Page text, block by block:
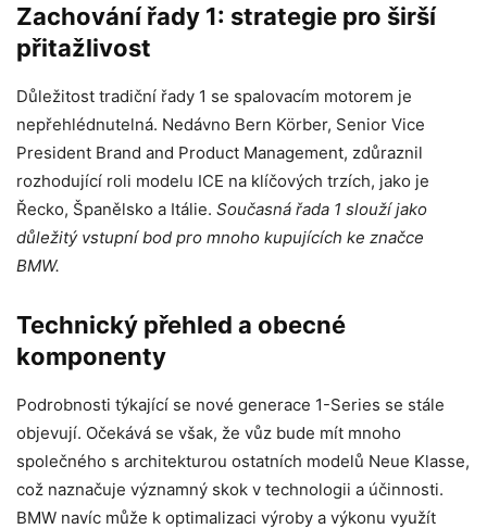
Zachování řady 1: strategie pro širší
přitažlivost
Důležitost tradiční řady 1 se spalovacím motorem je
nepřehlédnutelná. Nedávno Bern Körber, Senior Vice
President Brand and Product Management, zdůraznil
rozhodující roli modelu ICE na klíčových trzích, jako je
Řecko, Španělsko a Itálie. Současná řada 1 slouží jako
důležitý vstupní bod pro mnoho kupujících ke značce
BMW.
Technický přehled a obecné
komponenty
Podrobnosti týkající se nové generace 1-Series se stále
objevují. Očekává se však, že vůz bude mít mnoho
společného s architekturou ostatních modelů Neue Klasse,
což naznačuje významný skok v technologii a účinnosti.
BMW navíc může k optimalizaci výroby a výkonu využít